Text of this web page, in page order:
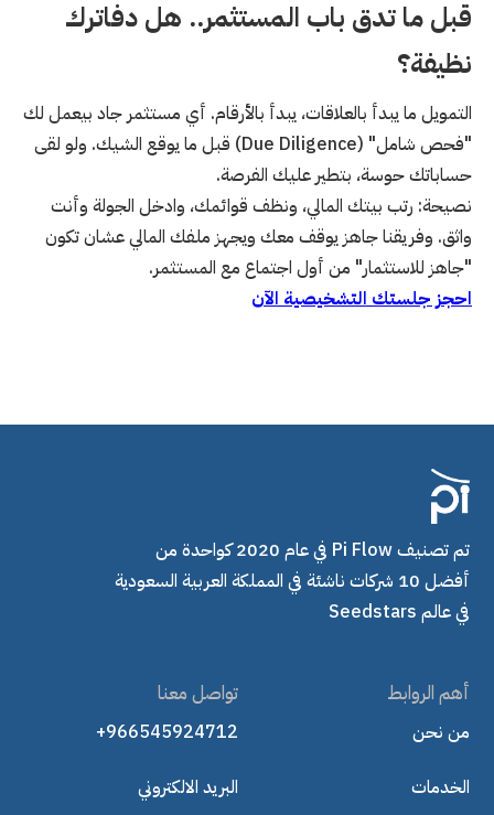
قبل ما تدق باب المستثمر.. هل دفاترك
نظيفة؟
التمويل ما يبدأ بالعلاقات، يبدأ بالأرقام. أي مستثمر جاد بيعمل لك
"فحص شامل" (Due Diligence) قبل ما يوقع الشيك. ولو لقى
حساباتك حوسة، بتطير عليك الفرصة.
نصيحة: رتب بيتك المالي، ونظف قوائمك، وادخل الجولة وأنت
واثق. وفريقنا جاهز يوقف معك ويجهز ملفك المالي عشان تكون
"جاهز للاستثمار" من أول اجتماع مع المستثمر.
احجز جلستك التشخيصية الآن
تم تصنيف Pi Flow في عام 2020 كواحدة من
أفضل 10 شركات ناشئة في المملكة العربية السعودية
في عالم Seedstars
أهم الروابط
من نحن
الخدمات
تواصل معنا
+966545924712
البريد الالكتروني